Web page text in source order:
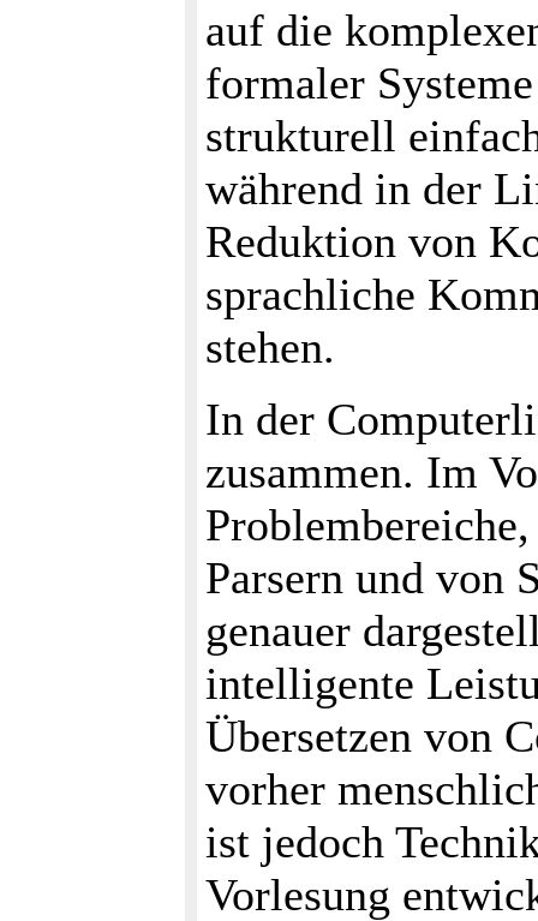
auf die
formaler
strukturell
während in der
Reduktion von
sprachliche
stehen.
In der
zusammen. Im
Parsern und von
genauer
intelligente
Übersetzen von
vorher
ist jedoch
Vorlesung